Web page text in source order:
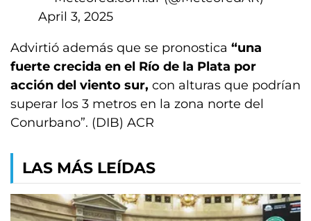
April 3, 2025
Advirtió además que se pronostica “una
fuerte crecida en el Río de la Plata por
acción del viento sur, con alturas que podrían
superar los 3 metros en la zona norte del
Conurbano”. (DIB) ACR
LAS MÁS LEÍDAS